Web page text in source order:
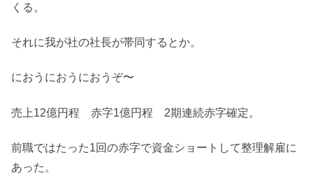
くる。
それに我が社の社長が帯同するとか。
におうにおうにおうぞ〜
売上12億円程 赤字1億円程 2期連続赤字確定。
前職ではたった1回の赤字で資金ショートして整理解雇に
あった。